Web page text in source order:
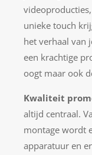
unieke touch
het verhaal van
een krachtige
oogt maar ook
Kwaliteit
altijd centraal.
montage wordt
apparatuur en